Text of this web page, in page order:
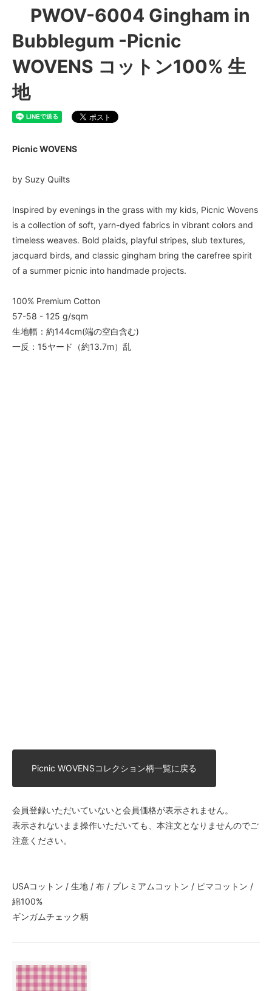
PWOV-6004 Gingham in
Bubblegum -Picnic
WOVENS コットン100% 生
地
Picnic WOVENS
by Suzy Quilts
Inspired by evenings in the grass with my kids, Picnic Wovens
is a collection of soft, yarn-dyed fabrics in vibrant colors and
timeless weaves. Bold plaids, playful stripes, slub textures,
jacquard birds, and classic gingham bring the carefree spirit
of a summer picnic into handmade projects.
100% Premium Cotton
57-58 - 125 g/sqm
生地幅：約144cm(端の空白含む)
一反：15ヤード（約13.7m）乱
Picnic WOVENSコレクション柄一覧に戻る
会員登録いただいていないと会員価格が表示されません。
表示されないまま操作いただいても、本注文となりませんのでご
注意ください。
USAコットン / 生地 / 布 / プレミアムコットン / ピマコットン /
綿100%
ギンガムチェック柄